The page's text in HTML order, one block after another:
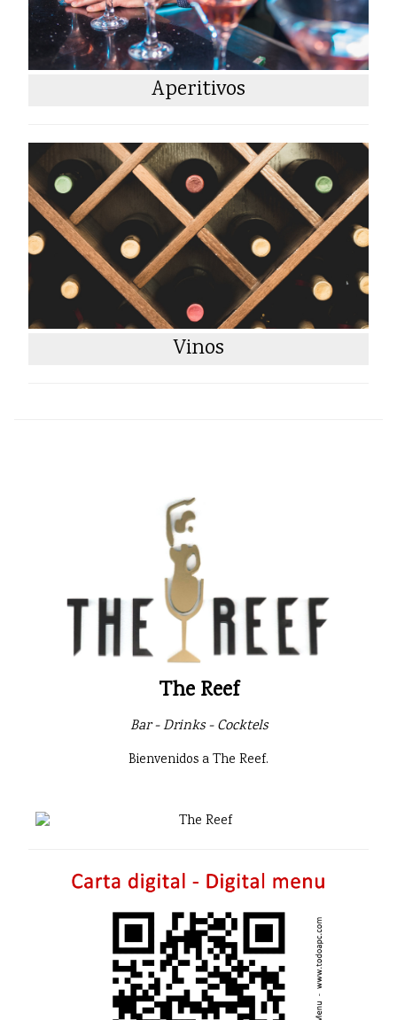
Aperitivos
Vinos
The Reef
Bar - Drinks - Cocktels
Bienvenidos a The Reef.